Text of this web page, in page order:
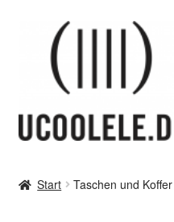
Navigation
springen
springen
Start Taschen und